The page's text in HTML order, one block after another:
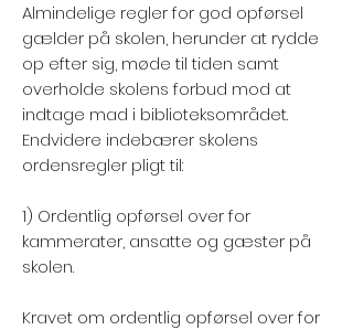
Almindelige regler for god opførsel
gælder på skolen, herunder at rydde
op efter sig, møde til tiden samt
overholde skolens forbud mod at
indtage mad i biblioteksområdet.
Endvidere indebærer skolens
ordensregler pligt til:
1) Ordentlig opførsel over for
kammerater, ansatte og gæster på
skolen.
Kravet om ordentlig opførsel over for